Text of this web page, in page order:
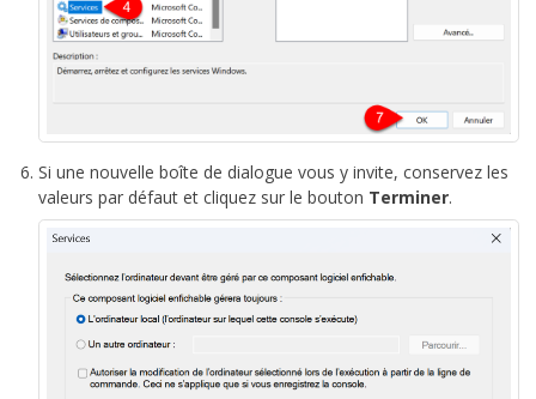
Si une nouvelle boîte de dialogue vous y invite, conservez les
valeurs par défaut et cliquez sur le bouton Terminer.